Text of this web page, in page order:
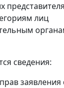
лиц
сведения:
заявления